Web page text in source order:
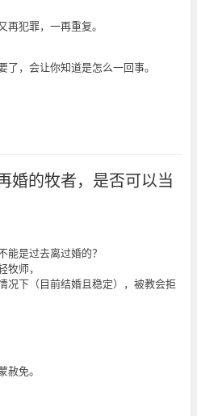
犯罪，一再重复。
，会让你知道是怎么一回事。
婚的牧者，是否可以当
能是过去离过婚的？
师，
况下（目前结婚且稳定），被教会拒
赦免。